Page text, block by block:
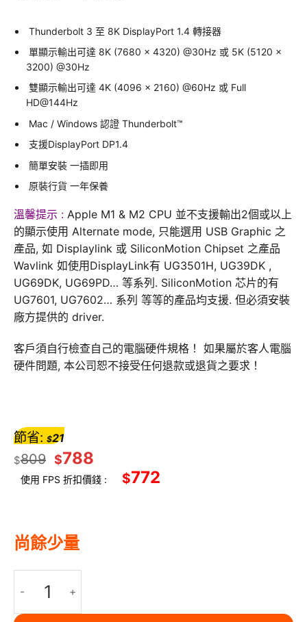
Thunderbolt 3 至 8K DisplayPort 1.4 轉接器
單顯示輸出可達 8K (7680 x 4320) @30Hz 或 5K (5120 x
3200) @30Hz
雙顯示輸出可達 4K (4096 x 2160) @60Hz 或 Full
HD@144Hz​
Mac / Windows 認證 Thunderbolt™
支援DisplayPort DP1.4
簡單安裝 一插即用
原裝行貨 一年保養
溫馨提示 : Apple M1 & M2 CPU 並不支援輸出2個或以上
的顯示使用 Alternate mode, 只能選用 USB Graphic 之
產品, 如 Displaylink 或 SiliconMotion Chipset 之產品
Wavlink 如使用DisplayLink有 UG3501H, UG39DK ,
UG69DK, UG69PD… 等系列. SiliconMotion 芯片的有
UG7601, UG7602… 系列 等等的產品均支援. 但必須安裝
廠方提供的 driver.
客戶須自行檢查自己的電腦硬件規格！ 如果屬於客人電腦
硬件問題, 本公司恕不接受任何退款或退貨之要求！
$809 $788
節省: $21
使用 FPS 折扣價錢 : $772
尚餘少量